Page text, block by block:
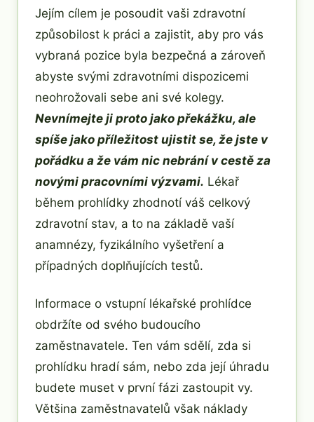
Jejím cílem je posoudit vaši zdravotní
způsobilost k práci a zajistit, aby pro vás
vybraná pozice byla bezpečná a zároveň
abyste svými zdravotními dispozicemi
neohrožovali sebe ani své kolegy.
Nevnímejte ji proto jako překážku, ale
spíše jako příležitost ujistit se, že jste v
pořádku a že vám nic nebrání v cestě za
novými pracovními výzvami. Lékař
během prohlídky zhodnotí váš celkový
zdravotní stav, a to na základě vaší
anamnézy, fyzikálního vyšetření a
případných doplňujících testů.
Informace o vstupní lékařské prohlídce
obdržíte od svého budoucího
zaměstnavatele. Ten vám sdělí, zda si
prohlídku hradí sám, nebo zda její úhradu
budete muset v první fázi zastoupit vy.
Většina zaměstnavatelů však náklady